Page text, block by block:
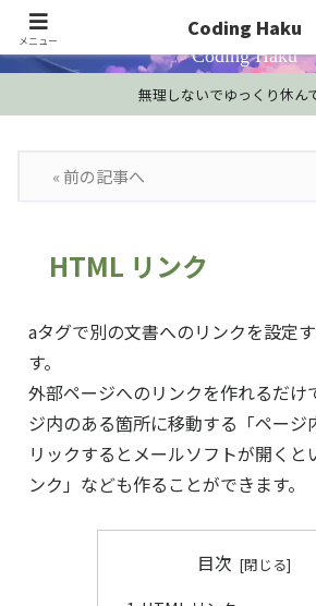
プログラミング学習・開発Tips・
Coding Haku
無理しないでゆっくり休ん
« 前の記事へ
HTML リンク
aタグで別の文書へのリンクを設定
す。
外部ページへのリンクを作れるだけ
ジ内のある箇所に移動する「ページ
リックするとメールソフトが開くと
ンク」なども作ることができます。
目次
メニュー
Coding Haku